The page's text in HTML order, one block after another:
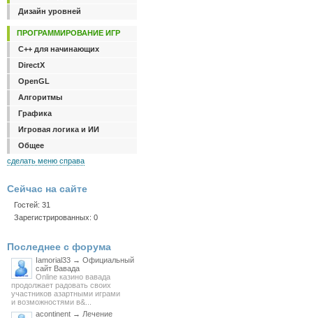
Дизайн уровней
ПРОГРАММИРОВАНИЕ ИГР
C++ для начинающих
DirectX
OpenGL
Алгоритмы
Графика
Игровая логика и ИИ
Общее
сделать меню справа
Сейчас на сайте
Гостей: 31
Зарегистрированных: 0
Последнее с форума
Iamorial33 → Официальный
сайт Вавада
Online казино вавада
продолжает радовать своих
участников азартными играми
и возможностями в&...
acontinent → Лечение